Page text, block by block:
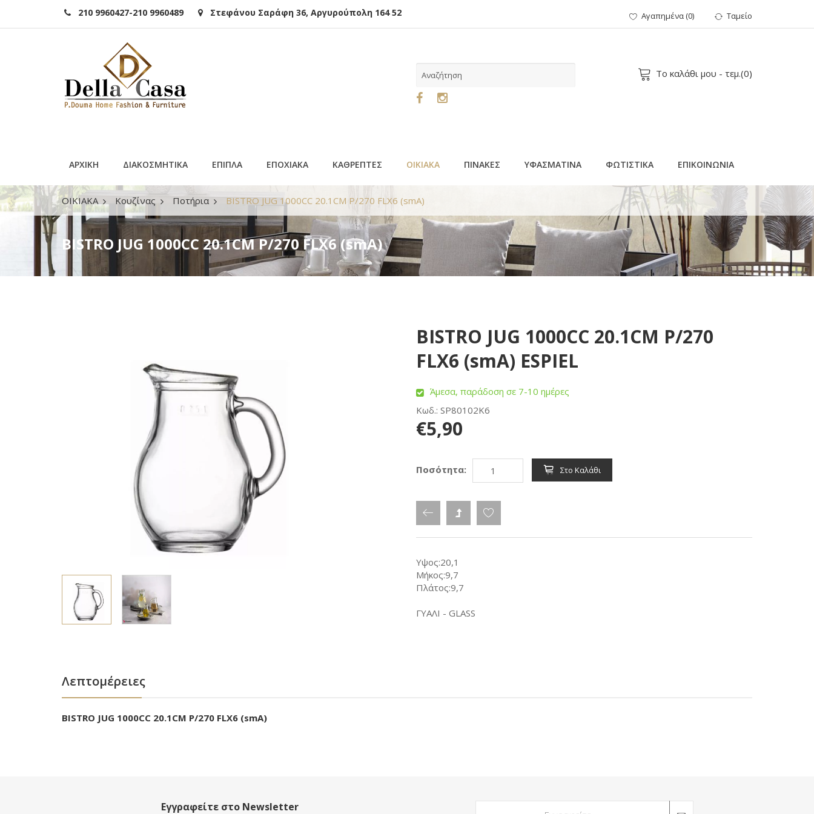
210 9960427-210 9960489 Στεφάνου Σαράφη 36, Αργυρούπολη 164 52 Αγαπημένα(0) Ταμείο
Το καλάθι μου - τεμ.(0)
ΑΡΧΙΚΗ ΔΙΑΚΟΣΜΗΤΙΚΑ ΕΠΙΠΛΑ ΕΠΟΧΙΑΚΑ ΚΑΘΡΕΠΤΕΣ ΟΙΚΙΑΚΑ ΠΙΝΑΚΕΣ ΥΦΑΣΜΑΤΙΝΑ ΦΩΤΙΣΤΙΚΑ ΕΠΙΚΟΙΝΩΝΙΑ
ΟΙΚΙΑΚΑ Κουζίνας Ποτήρια BISTRO JUG 1000CC 20.1CM P/270 FLX6 (smA)
BISTRO JUG 1000CC 20.1CM P/270 FLX6 (smA)
BISTRO JUG 1000CC 20.1CM P/270
FLX6 (smA) ESPIEL
Άμεσα, παράδοση σε 7-10 ημέρες
Κωδ.: SP80102K6
€5,90
Ποσότητα: Στο Καλάθι
Υψος:20,1
Μήκος:9,7
Πλάτος:9,7
ΓΥΑΛΙ - GLASS
Λεπτομέρειες
BISTRO JUG 1000CC 20.1CM P/270 FLX6 (smA)
Εγγραφείτε στο Newsletter